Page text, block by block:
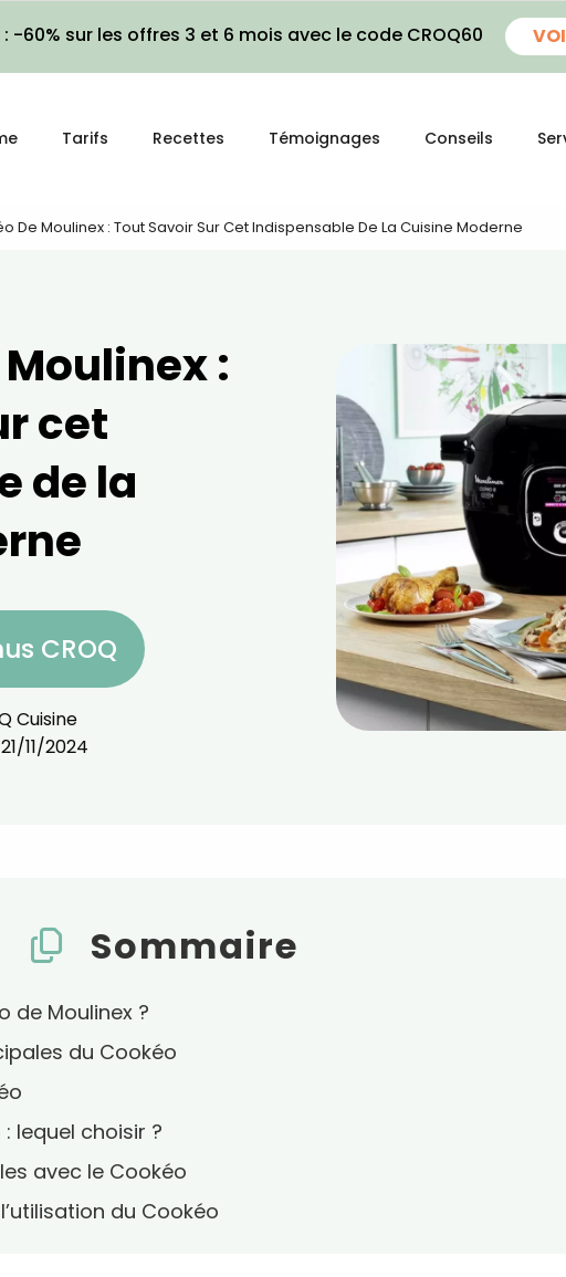
: -60% sur les offres 3 et 6 mois avec le code CROQ60
Tarifs Recettes Témoignages Conseils
De Moulinex : Tout Savoir Sur Cet Indispensable De La Cuisine Moderne
:
cet
de la
CROQ
Cuisine
21/11/2024
Sommaire
de Moulinex ?
du Cookéo
lequel choisir ?
avec le Cookéo
du Cookéo